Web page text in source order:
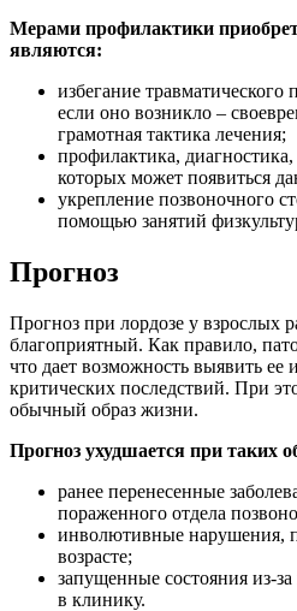
Мерами профилактики
являются:
избегание
если оно возникло –
грамотная тактика лечения;
профилактика,
которых может появиться
укрепление позвоночного
помощью занятий
Прогноз
Прогноз при лордозе у взрослых
благоприятный. Как правило,
что дает возможность выявить ее
критических последствий. При
обычный образ жизни.
Прогноз ухудшается при таких
ранее перенесенные
пораженного отдела
инволютивные нарушения,
возрасте;
запущенные состояния из-
в клинику.